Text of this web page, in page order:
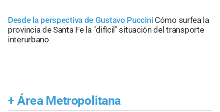
Desde la perspectiva de Gustavo Puccini Cómo surfea la
provincia de Santa Fe la "difícil" situación del transporte
interurbano
+ Área Metropolitana